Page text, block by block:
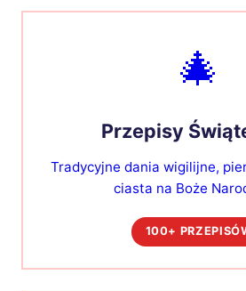
🎄
Przepisy
Tradycyjne dania wigilijne,
ciasta na Boże
100+